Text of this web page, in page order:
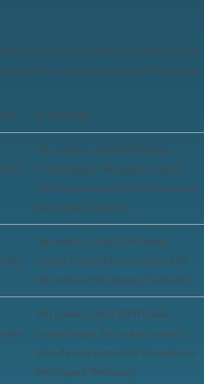
essential for the website to function properly.
and security features of the website,
DESCRIPTION
This cookie is set by GDPR Cookie
Consent plugin. The cookie is used to
store the user consent for the cookies in
the category "Analytics".
The cookie is set by GDPR cookie
consent to record the user consent for
the cookies in the category "Functional".
This cookie is set by GDPR Cookie
Consent plugin. The cookies is used to
store the user consent for the cookies in
the category "Necessary".